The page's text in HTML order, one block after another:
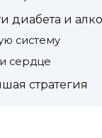
диабета и
систему
сердце
стратегия